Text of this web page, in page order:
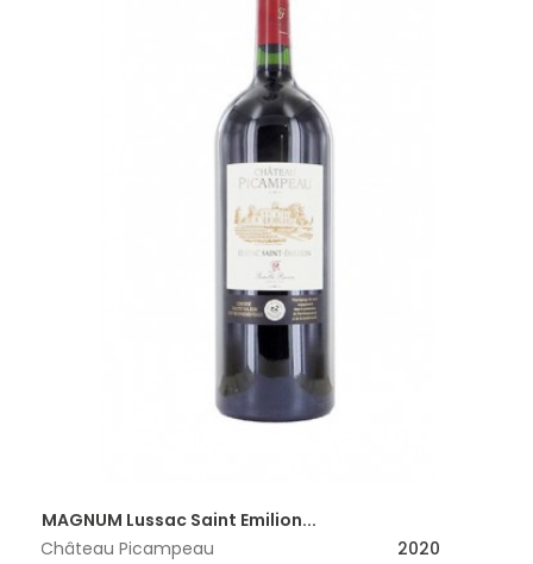
MAGNUM Lussac Saint Emilion...
Château Picampeau
2020